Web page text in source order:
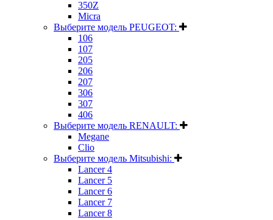
350Z
Micra
Выберите модель PEUGEOT:
106
107
205
206
207
306
307
406
Выберите модель RENAULT:
Megane
Clio
Выберите модель Mitsubishi:
Lancer 4
Lancer 5
Lancer 6
Lancer 7
Lancer 8